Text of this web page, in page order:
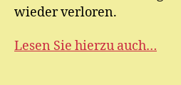
wieder verloren.
Lesen Sie hierzu auch…